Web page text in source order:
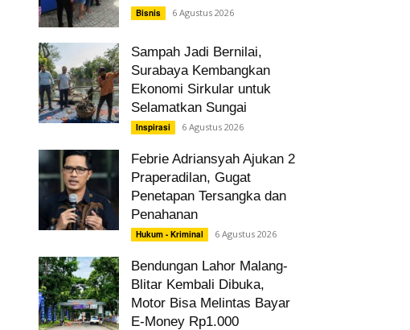
Bisnis 6 Agustus 2026
Sampah Jadi Bernilai,
Surabaya Kembangkan
Ekonomi Sirkular untuk
Selamatkan Sungai
Inspirasi 6 Agustus 2026
Febrie Adriansyah Ajukan 2
Praperadilan, Gugat
Penetapan Tersangka dan
Penahanan
Hukum - Kriminal 6 Agustus 2026
Bendungan Lahor Malang-
Blitar Kembali Dibuka,
Motor Bisa Melintas Bayar
E-Money Rp1.000